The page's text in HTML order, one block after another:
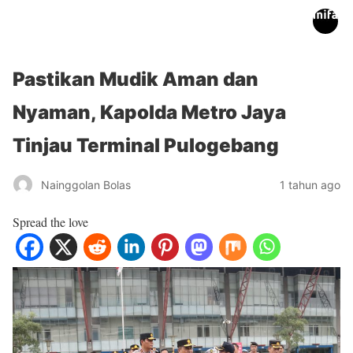
Pastikan Mudik Aman dan
Nyaman, Kapolda Metro Jaya
Tinjau Terminal Pulogebang
Nainggolan Bolas 1 tahun ago
Spread the love